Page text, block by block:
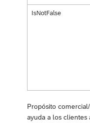
IsNotFalse
Propósito
ayuda a los clientes